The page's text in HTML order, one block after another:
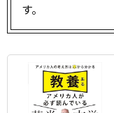
す。